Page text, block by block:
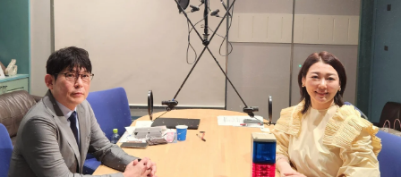
イベント・グッズ
YouTube
会社情報